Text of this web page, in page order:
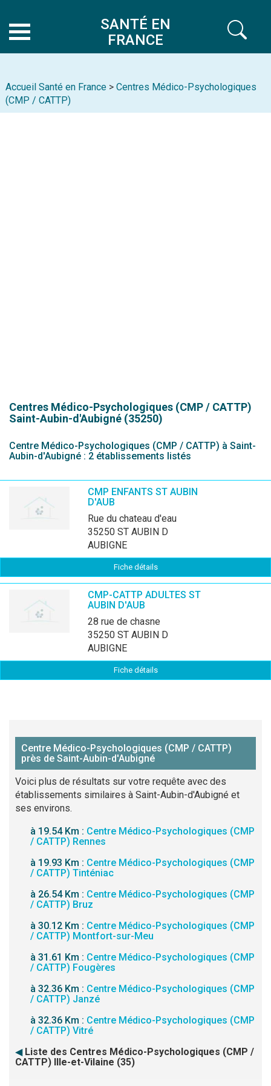
SANTÉ EN
FRANCE
Accueil Santé en France > Centres Médico-Psychologiques
(CMP / CATTP)
Centres Médico-Psychologiques (CMP / CATTP)
Saint-Aubin-d'Aubigné (35250)
Centre Médico-Psychologiques (CMP / CATTP) à Saint-
Aubin-d'Aubigné : 2 établissements listés
CMP ENFANTS ST AUBIN
D'AUB
rue du chateau d'eau
35250 ST AUBIN D
AUBIGNE
Fiche détails
CMP-CATTP ADULTES ST
AUBIN D'AUB
28 rue de chasne
35250 ST AUBIN D
AUBIGNE
Fiche détails
Centre Médico-Psychologiques (CMP / CATTP)
près de Saint-Aubin-d'Aubigné
Voici plus de résultats sur votre requête avec des
établissements similaires à Saint-Aubin-d'Aubigné et
ses environs.
à 19.54 Km : Centre Médico-Psychologiques (CMP
/ CATTP) Rennes
à 19.93 Km : Centre Médico-Psychologiques (CMP
/ CATTP) Tinténiac
à 26.54 Km : Centre Médico-Psychologiques (CMP
/ CATTP) Bruz
à 30.12 Km : Centre Médico-Psychologiques (CMP
/ CATTP) Montfort-sur-Meu
à 31.61 Km : Centre Médico-Psychologiques (CMP
/ CATTP) Fougères
à 32.36 Km : Centre Médico-Psychologiques (CMP
/ CATTP) Janzé
à 32.36 Km : Centre Médico-Psychologiques (CMP
/ CATTP) Vitré
◀ Liste des Centres Médico-Psychologiques (CMP /
CATTP) Ille-et-Vilaine (35)